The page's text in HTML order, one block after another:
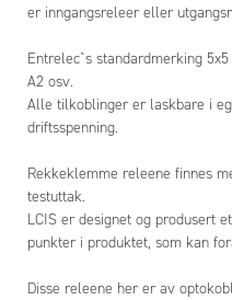
er inngangsreleer eller
Entrelec`s standardmerking
A2 osv.
Alle tilkoblinger er laskbare i
driftsspenning.
Rekkeklemme releene finnes
testuttak.
LCIS er designet og produsert
punkter i produktet, som kan
Disse releene her er av